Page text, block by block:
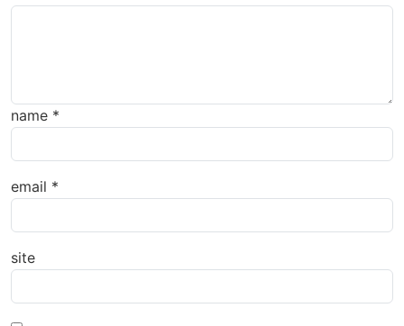
name *
email *
site